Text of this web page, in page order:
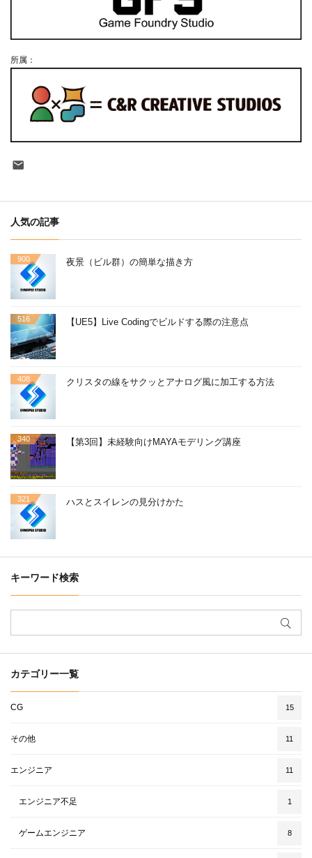
所属：
人気の記事
900 夜景（ビル群）の簡単な描き方
516 【UE5】Live Codingでビルドする際の注意点
408 クリスタの線をサクッとアナログ風に加工する方法
340 【第3回】未経験向けMAYAモデリング講座
321 ハスとスイレンの見分けかた
キーワード検索
カテゴリー一覧
CG 15
その他 11
エンジニア 11
エンジニア不足 1
ゲームエンジニア 8